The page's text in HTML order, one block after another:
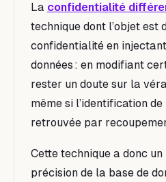
La confidentialité
technique dont l’objet est
confidentialité en
données : en modifiant
rester un doute sur la
même si l’identification
retrouvée par
Cette technique a donc
précision de la base de